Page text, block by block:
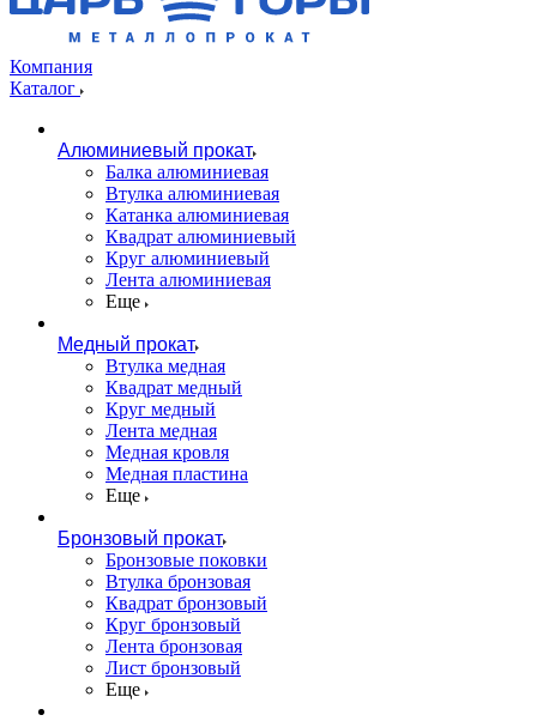
Компания
Каталог
Алюминиевый прокат
Балка алюминиевая
Втулка алюминиевая
Катанка алюминиевая
Квадрат алюминиевый
Круг алюминиевый
Лента алюминиевая
Еще
Медный прокат
Втулка медная
Квадрат медный
Круг медный
Лента медная
Медная кровля
Медная пластина
Еще
Бронзовый прокат
Бронзовые поковки
Втулка бронзовая
Квадрат бронзовый
Круг бронзовый
Лента бронзовая
Лист бронзовый
Еще